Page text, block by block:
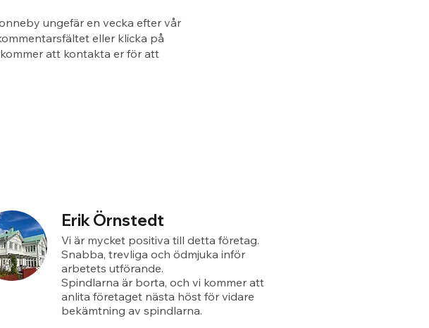
ungefär en vecka efter vår
eller klicka på
att kontakta er för att
Erik Örnstedt
Vi är mycket positiva till detta företag.
Snabba, trevliga och ödmjuka inför
arbetets utförande.
Spindlarna är borta, och vi kommer att
anlita företaget nästa höst för vidare
bekämtning av spindlarna.